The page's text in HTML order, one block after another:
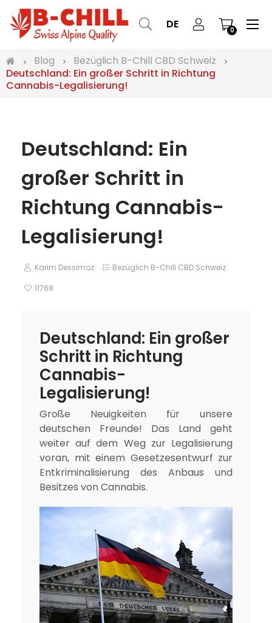
DE 0 ☰
Blog
Bezüglich B-Chill CBD Schweiz
Deutschland: Ein großer Schritt in Richtung
Cannabis-Legalisierung!
Deutschland: Ein
großer Schritt in
Richtung Cannabis-
Legalisierung!
Karim Dessimoz
Bezüglich B-Chill CBD Schweiz
11768
Deutschland: Ein großer
Schritt in Richtung
Cannabis-
Legalisierung!
Große Neuigkeiten für unsere
deutschen Freunde! Das Land geht
weiter auf dem Weg zur Legalisierung
voran, mit einem Gesetzesentwurf zur
Entkriminalisierung des Anbaus und
Besitzes von Cannabis.